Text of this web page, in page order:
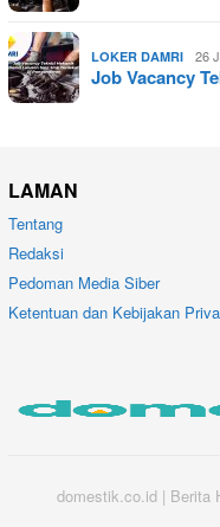
LOKER DAMRI 26
Job Vacancy
LAMAN
Tentang
Redaksi
Pedoman Media Siber
Ketentuan dan Kebijakan
domestik.co.id | Berita